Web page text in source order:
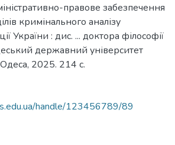
правове забезпечення
кримінального аналізу
України : дис. ... доктора філософії
державний університет
2025. 214 с.
handle/123456789/89